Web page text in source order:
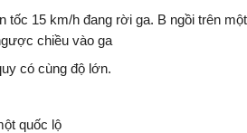
tốc 15 km/h đang rời ga. B ngồi trên
chiều vào ga
có cùng độ lớn.
quốc lộ